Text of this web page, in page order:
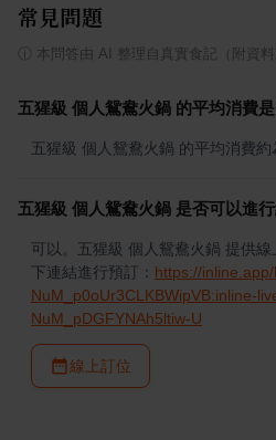
常見問題
本問答由 AI 整理自真實食記（附資料
五猩級 個人鴛鴦火鍋 的平均消費
五猩級 個人鴛鴦火鍋 的平均消費約
五猩級 個人鴛鴦火鍋 是否可以進
可以。五猩級 個人鴛鴦火鍋 提供
下連結進行預訂： https://
NuM_p0oUr3CLKBWipVB:inline-
NuM_pDGFYNAh5ltiw-U
線上訂位